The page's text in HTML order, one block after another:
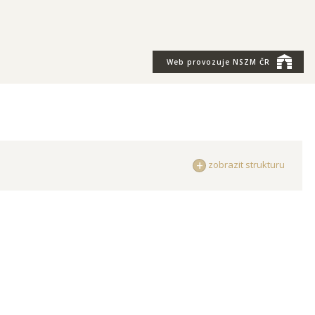
Web provozuje NSZM ČR
zobrazit strukturu